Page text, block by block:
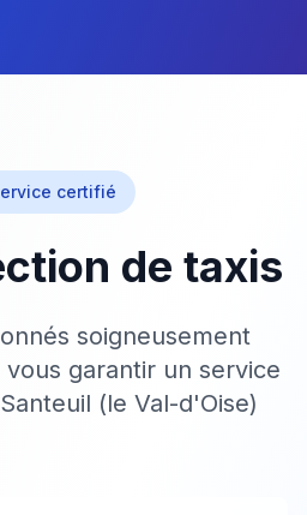
certifié
de taxis
soigneusement
garantir un service
(le Val-d'Oise)